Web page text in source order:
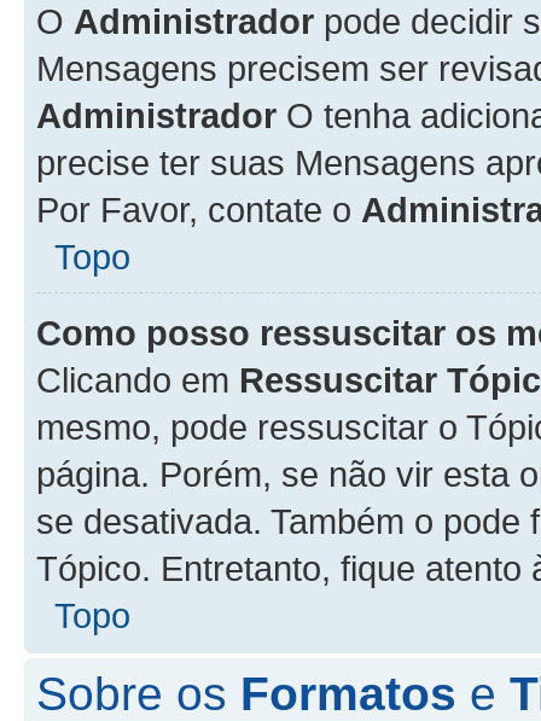
O Administrador pode decidir
Mensagens precisem ser
Administrador O tenha
precise ter suas Mensagens
Por Favor, contate o
Topo
Como posso ressuscitar os
Clicando em Ressuscitar
mesmo, pode ressuscitar o
página. Porém, se não vir esta
se desativada. Também o
Tópico. Entretanto, fique atento
Topo
Sobre os Formatos e